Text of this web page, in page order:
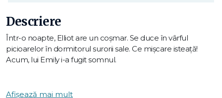
Descriere
Într-o noapte, Elliot are un coșmar. Se duce în vârful
picioarelor în dormitorul surorii sale. Ce mișcare isteață!
Acum, lui Emily i-a fugit somnul.
nopțile uneori agitate din unele familii.
Afișează mai mult